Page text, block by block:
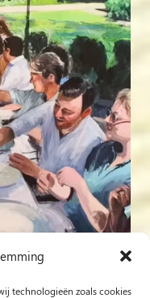
technologieën zoals cookies